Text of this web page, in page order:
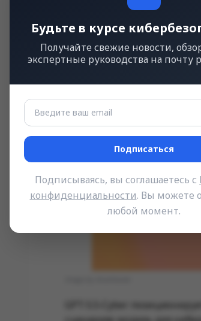
автоматически определены
GPT-5.5-Cyber
Будьте в курсе
Получайте свежие новости,
экспертные руководства на почту
Подписаться
Подписываясь, вы соглашаетесь с
конфиденциальности. Вы можете
любой момент.